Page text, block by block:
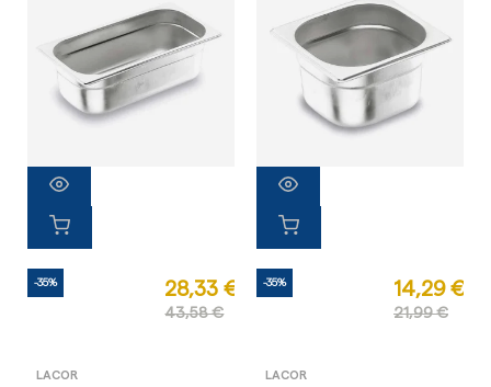
-35% 28,33 €
43,58 €
LACOR
-35% 14,29 €
21,99 €
LACOR